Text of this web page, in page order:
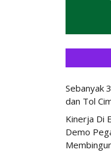
Sebanyak
dan Tol
Kinerja Di
Demo